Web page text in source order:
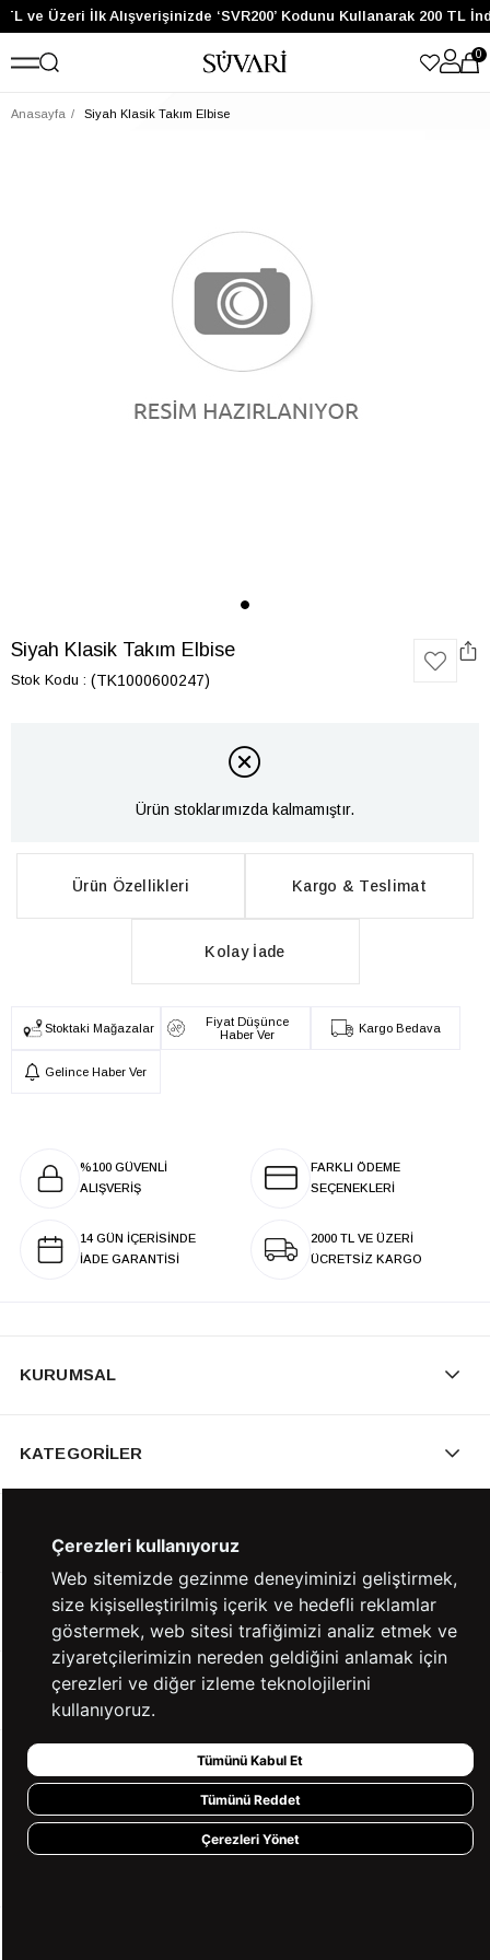
ve Üzeri İlk Alışverişinizde ‘SVR200’ Kodunu Kullanarak 200 TL
0
Anasayfa Siyah Klasik Takım Elbise
Siyah Klasik Takım Elbise
Stok Kodu (TK1000600247)
Ürün stoklarımızda kalmamıştır.
Ürün Özellikleri Kargo & Teslimat
Kolay İade
Stoktaki Mağazalar
Fiyat Düşünce
Haber Ver
Kargo Bedava
Gelince Haber Ver
%100 GÜVENLİ
ALIŞVERİŞ
FARKLI ÖDEME
SEÇENEKLERİ
14 GÜN İÇERİSİNDE
İADE GARANTİSİ
2000 TL VE ÜZERİ
ÜCRETSİZ KARGO
KURUMSAL
KATEGORİLER
BİZE ULAŞIN
HIZLI ERİŞİM
KVKK ve GİZLİLİK
BİZİ TAKİP ET
Çerezleri kullanıyoruz
Web sitemizde gezinme deneyiminizi geliştirmek,
size kişiselleştirilmiş içerik ve hedefli reklamlar
göstermek, web sitesi trafiğimizi analiz etmek ve
ziyaretçilerimizin nereden geldiğini anlamak için
çerezleri ve diğer izleme teknolojilerini
kullanıyoruz.
Tümünü Kabul Et
Tümünü Reddet
Çerezleri Yönet